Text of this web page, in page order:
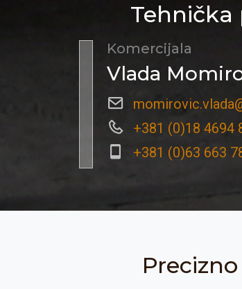
Tehnička
Komercijala
Vlada
+381 (0)18 4694
+381 (0)63 663
Precizno